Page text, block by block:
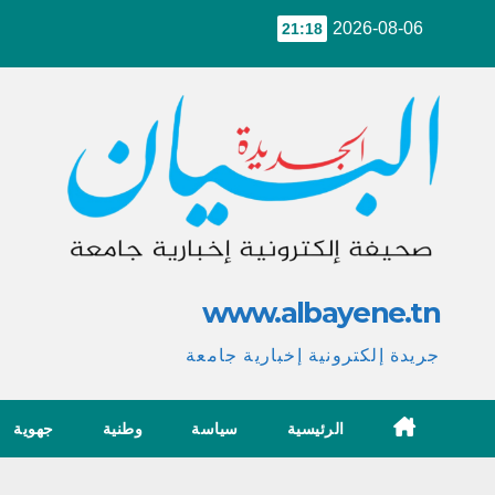
2026-08-06
21:18
www.albayene.tn
جريدة إلكترونية إخبارية جامعة
الرئيسية سياسة وطنية جهوية